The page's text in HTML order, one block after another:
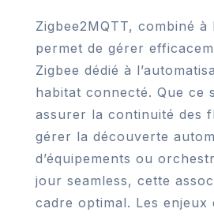
Zigbee2MQTT, combiné
permet de gérer
Zigbee dédié à
habitat connecté. Que ce
assurer la continuité des
gérer la découverte
d’équipements ou
jour seamless, cette
cadre optimal. Les enjeux